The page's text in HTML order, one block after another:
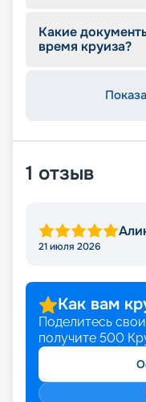
Какие
время круиза?
1 отзыв
21 июля 2026
Как вам
Поделитесь
получите 500